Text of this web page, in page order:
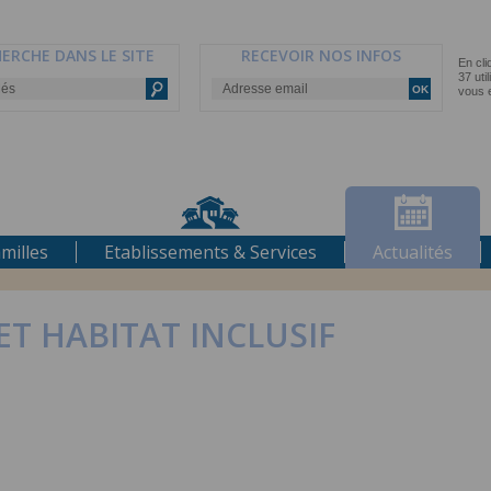
RECEVOIR NOS INFOS
DANS LE SITE
Etablissements & Services Actualités
HABITAT INCLUSIF